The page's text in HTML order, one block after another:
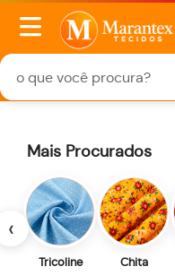
‹
Mais Procurados
Tricoline Chita